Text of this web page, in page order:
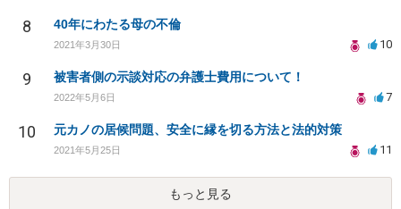
8 40年にわたる母の不倫
2021年3月30日 10
9 被害者側の示談対応の弁護士費用について！
2022年5月6日 7
10 元カノの居候問題、安全に縁を切る方法と法的対策
2021年5月25日 11
もっと見る